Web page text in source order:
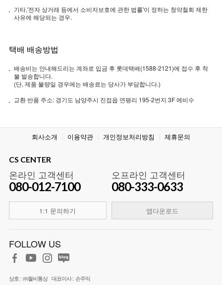
기타,'전자 상거래 등에서 소비자보호에 관한 법률'이 정하는 청약철회 제한
사유에 해당되는 경우.
택배 배송방법
배송비는 안내해드리는 계좌로 입금 후 롯데택배(1588-2121)에 접수 후 착
불 발송합니다.
(단, 제품 불량일 경우에는 배송료는 당사가 부담합니다.)
교환 반품 주소: 경기도 남양주시 진접읍 연평리 195-2번지 3F 에비수
회사소개 이용약관 개인정보처리방침 제휴문의
CS CENTER
온라인 고객센터
080-012-7100
1:1 문의하기
오프라인 고객센터
080-333-0633
앱다운로드
FOLLOW US
상호 : ㈜월비통상 대표이사 : 손주익